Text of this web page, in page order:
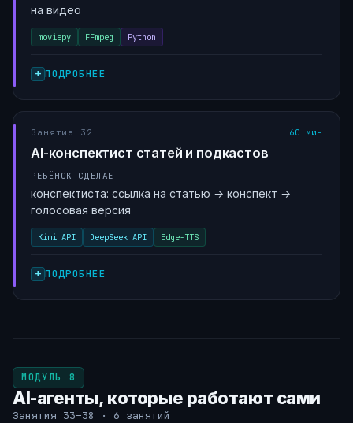
на видео
moviepy FFmpeg Python
ПОДРОБНЕЕ
Занятие 32 60 мин
AI-конспектист статей и подкастов
РЕБЁНОК СДЕЛАЕТ
конспектиста: ссылка на статью → конспект →
голосовая версия
Kimi API DeepSeek API Edge-TTS
ПОДРОБНЕЕ
МОДУЛЬ 8
AI-агенты, которые работают сами
Занятия 33–38 · 6 занятий